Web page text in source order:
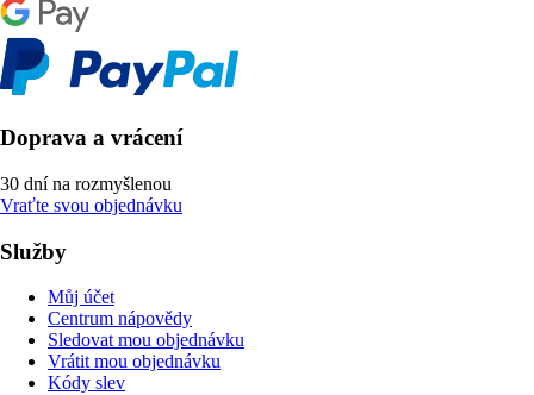
Doprava a vrácení
30 dní na rozmyšlenou
Vraťte svou objednávku
Služby
Můj účet
Centrum nápovědy
Sledovat mou objednávku
Vrátit mou objednávku
Kódy slev